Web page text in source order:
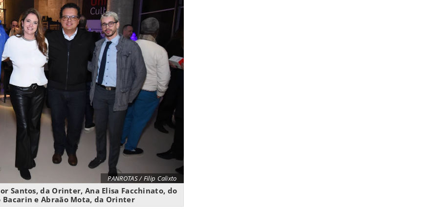
PANROTAS / Filip Calixto
Santos, da Orinter, Ana Elisa Facchinato, do
Bacarin e Abraão Mota, da Orinter